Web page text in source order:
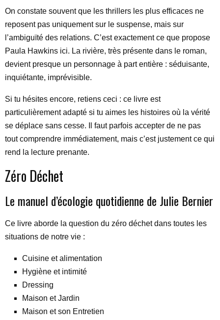
On constate souvent que les thrillers les plus efficaces ne
reposent pas uniquement sur le suspense, mais sur
l’ambiguïté des relations. C’est exactement ce que propose
Paula Hawkins ici. La rivière, très présente dans le roman,
devient presque un personnage à part entière : séduisante,
inquiétante, imprévisible.
Si tu hésites encore, retiens ceci : ce livre est
particulièrement adapté si tu aimes les histoires où la vérité
se déplace sans cesse. Il faut parfois accepter de ne pas
tout comprendre immédiatement, mais c’est justement ce qui
rend la lecture prenante.
Zéro Déchet
Le manuel d’écologie quotidienne de Julie Bernier
Ce livre aborde la question du zéro déchet dans toutes les
situations de notre vie :
Cuisine et alimentation
Hygiène et intimité
Dressing
Maison et Jardin
Maison et son Entretien